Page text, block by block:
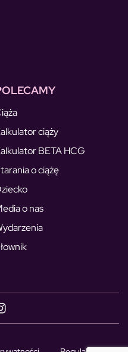
ciąży
BETA HCG
o ciążę
o nas